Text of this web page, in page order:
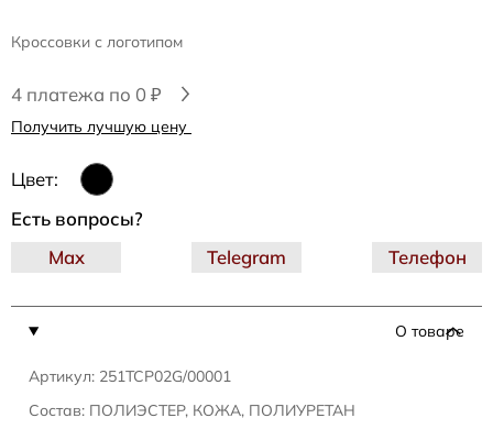
Кроссовки с логотипом
4 платежа по 0 ₽
Получить лучшую цену
Цвет:
О товаре
Артикул: 251TCP02G/00001
Состав: ПОЛИЭСТЕР, КОЖА, ПОЛИУРЕТАН
Есть вопросы?
Telegram
Max Телефон